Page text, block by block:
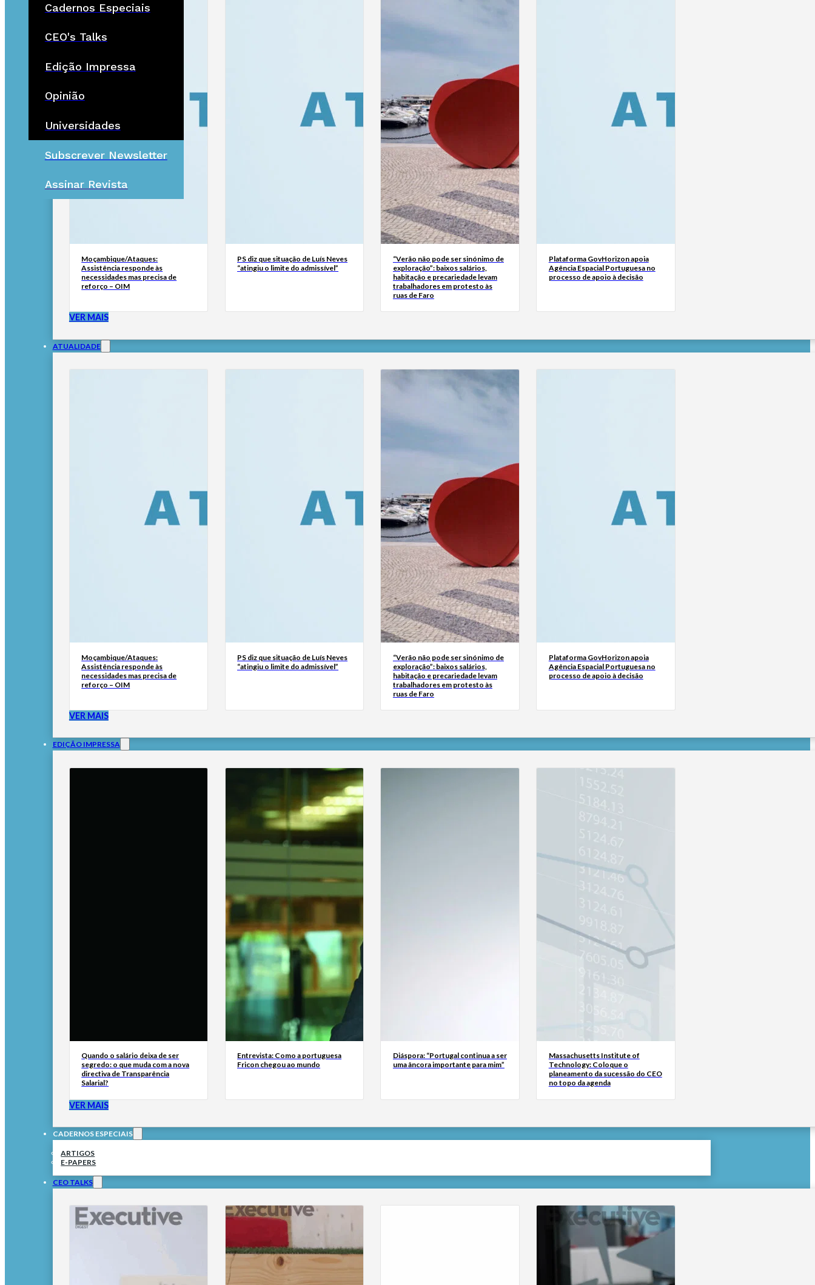
Cadernos Especiais
CEO's Talks
Edição Impressa
Opinião
Universidades
Subscrever Newsletter
Assinar Revista
Moçambique/Ataques:
Assistência responde às
necessidades mas precisa de
reforço – OIM
PS diz que situação de Luís Neves
“atingiu o limite do admissível”
“Verão não pode ser sinónimo de
exploração”: baixos salários,
habitação e precariedade levam
trabalhadores em protesto às
ruas de Faro
Plataforma GovHorizon apoia
Agência Espacial Portuguesa no
processo de apoio à decisão
VER MAIS
ATUALIDADE
Moçambique/Ataques:
Assistência responde às
necessidades mas precisa de
reforço – OIM
PS diz que situação de Luís Neves
“atingiu o limite do admissível”
“Verão não pode ser sinónimo de
exploração”: baixos salários,
habitação e precariedade levam
trabalhadores em protesto às
ruas de Faro
Plataforma GovHorizon apoia
Agência Espacial Portuguesa no
processo de apoio à decisão
VER MAIS
EDIÇÃO IMPRESSA
Quando o salário deixa de ser
segredo: o que muda com a nova
directiva de Transparência
Salarial?
Entrevista: Como a portuguesa
Fricon chegou ao mundo
Diáspora: “Portugal continua a ser
uma âncora importante para mim”
Massachusetts Institute of
Technology: Coloque o
planeamento da sucessão do CEO
no topo da agenda
VER MAIS
CADERNOS ESPECIAIS
ARTIGOS
E-PAPERS
CEO TALKS